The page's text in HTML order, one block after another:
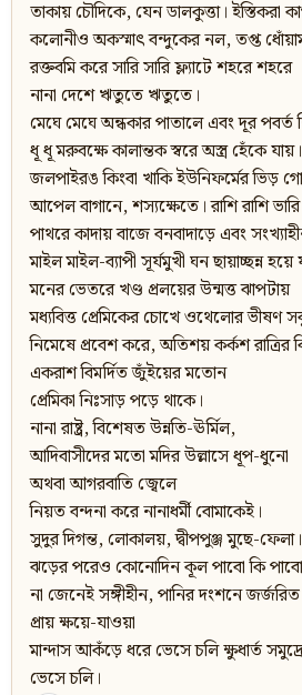
তাকায় চৌদিকে, যেন ডালকুত্তা। ইস্তিকরা
কলোনীও অকস্মাৎ বন্দুকের নল, তপ্ত
রক্তবমি করে সারি সারি ফ্ল্যাটে শহরে শহরে
নানা দেশে ঋতুতে ঋতুতে।
মেঘে মেঘে অন্ধকার পাতালে এবং দূর পবর্ত
ধূ ধূ মরুবক্ষে কালান্তক স্বরে অস্ত্র হেঁকে যায়।
জলপাইরঙ কিংবা খাকি ইউনিফর্মের ভিড়
আপেল বাগানে, শস্যক্ষেতে। রাশি রাশি
পাথরে কাদায় বাজে বনবাদাড়ে এবং
মাইল মাইল-ব্যাপী সূর্যমুখী ঘন ছায়াচ্ছন্ন হয়ে
মনের ভেতরে খণ্ড প্রলয়ের উন্মত্ত ঝাপটায়
মধ্যবিত্ত প্রেমিকের চোখে ওথেলোর ভীষণ
নিমেষে প্রবেশ করে, অতিশয় কর্কশ রাত্রির
একরাশ বিমর্দিত জুঁইয়ের মতোন
প্রেমিকা নিঃসাড় পড়ে থাকে।
নানা রাষ্ট্র, বিশেষত উন্নতি-ঊর্মিল,
আদিবাসীদের মতো মদির উল্লাসে ধূপ-ধুনো
অথবা আগরবাতি জ্বেলে
নিয়ত বন্দনা করে নানাধর্মী বোমাকেই।
সুদুর দিগন্ত, লোকালয়, দ্বীপপুঞ্জ মুছে-ফেলা।
ঝড়ের পরেও কোনোদিন কূল পাবো কি পাবো
না জেনেই সঙ্গীহীন, পানির দংশনে
প্রায় ক্ষয়ে-যাওয়া
মান্দাস আকঁড়ে ধরে ভেসে চলি ক্ষুধার্ত
ভেসে চলি।